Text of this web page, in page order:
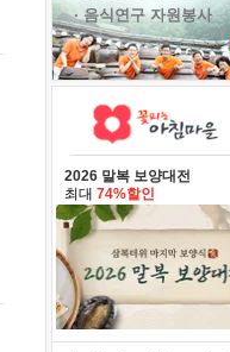
· 음식연구 자원봉사
2026 말복 보양대전
최대 74%할인